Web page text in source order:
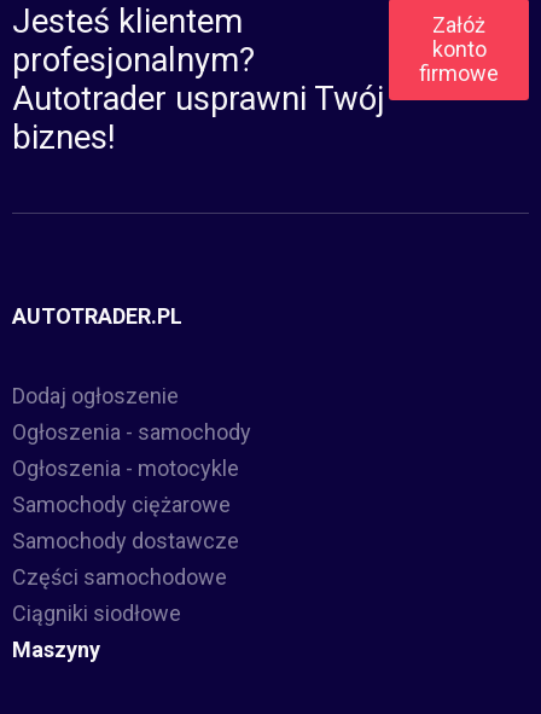
Jesteś klientem
profesjonalnym?
Autotrader usprawni Twój
biznes!
Załóż
konto
firmowe
AUTOTRADER.PL
Dodaj ogłoszenie
Ogłoszenia - samochody
Ogłoszenia - motocykle
Samochody ciężarowe
Samochody dostawcze
Części samochodowe
Ciągniki siodłowe
Maszyny